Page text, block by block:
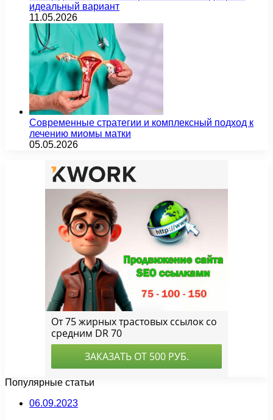
идеальный вариант
11.05.2026
Современные стратегии и комплексный подход к
лечению миомы матки
05.05.2026
Популярные статьи
06.09.2023